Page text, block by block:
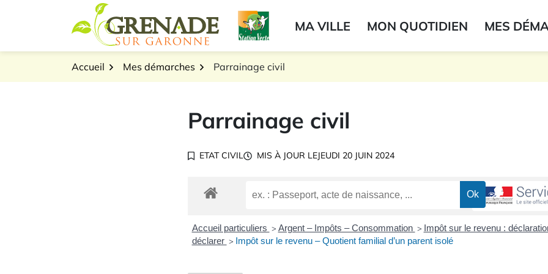
Logo Grenade sur GaronneMA VILLE MON QUOTIDIEN MES
Accueil Mes démarches Parrainage civil
Parrainage civil
ETAT CIVIL MIS À JOUR LEJEUDI 20 JUIN 2024
Accueil particuliers > Argent – Impôts – Consommation > Impôt sur le revenu :
déclarer > Impôt sur le revenu – Quotient familial d’un parent isolé